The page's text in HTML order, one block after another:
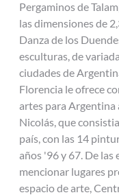
Pergaminos de
las dimensiones de
Danza de los
esculturas, de
ciudades de
Florencia le ofrece
artes para Argentina
Nicolás, que
país, con las 14
años '96 y 67. De las
mencionar lugares
espacio de arte,